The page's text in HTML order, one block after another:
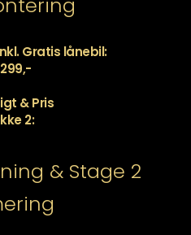
Gratis lånebil:
& Pris
2:
& Stage 2